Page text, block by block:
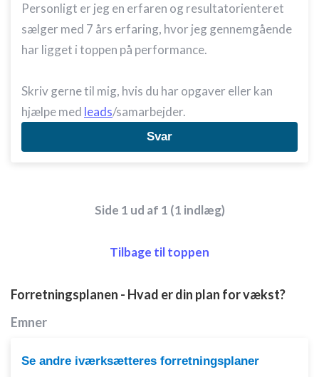
Personligt er jeg en erfaren og resultatorienteret
sælger med 7 års erfaring, hvor jeg gennemgående
har ligget i toppen på performance.
Skriv gerne til mig, hvis du har opgaver eller kan
hjælpe med leads/samarbejder.
Svar
Side 1 ud af 1 (1 indlæg)
Tilbage til toppen
Forretningsplanen - Hvad er din plan for vækst?
Emner
Se andre iværksætteres forretningsplaner